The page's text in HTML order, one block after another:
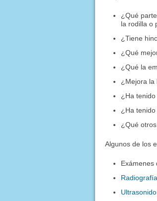
¿Qué
la rodilla o
¿Tiene
¿Qué
¿Qué la
¿Mejora la
¿Ha
¿Ha
¿Qué
Algunos de los